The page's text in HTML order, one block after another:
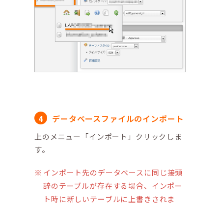
データベースファイルのインポート
上のメニュー「インポート」クリックしま
す。
インポート先のデータベースに同じ接頭
辞のテーブルが存在する場合、インポー
ト時に新しいテーブルに上書きされま